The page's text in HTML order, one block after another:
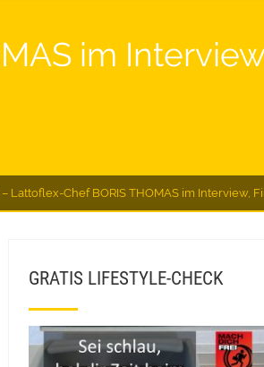
im
Lattoflex-Chef BORIS THOMAS im Interview,
GRATIS LIFESTYLE-CHECK